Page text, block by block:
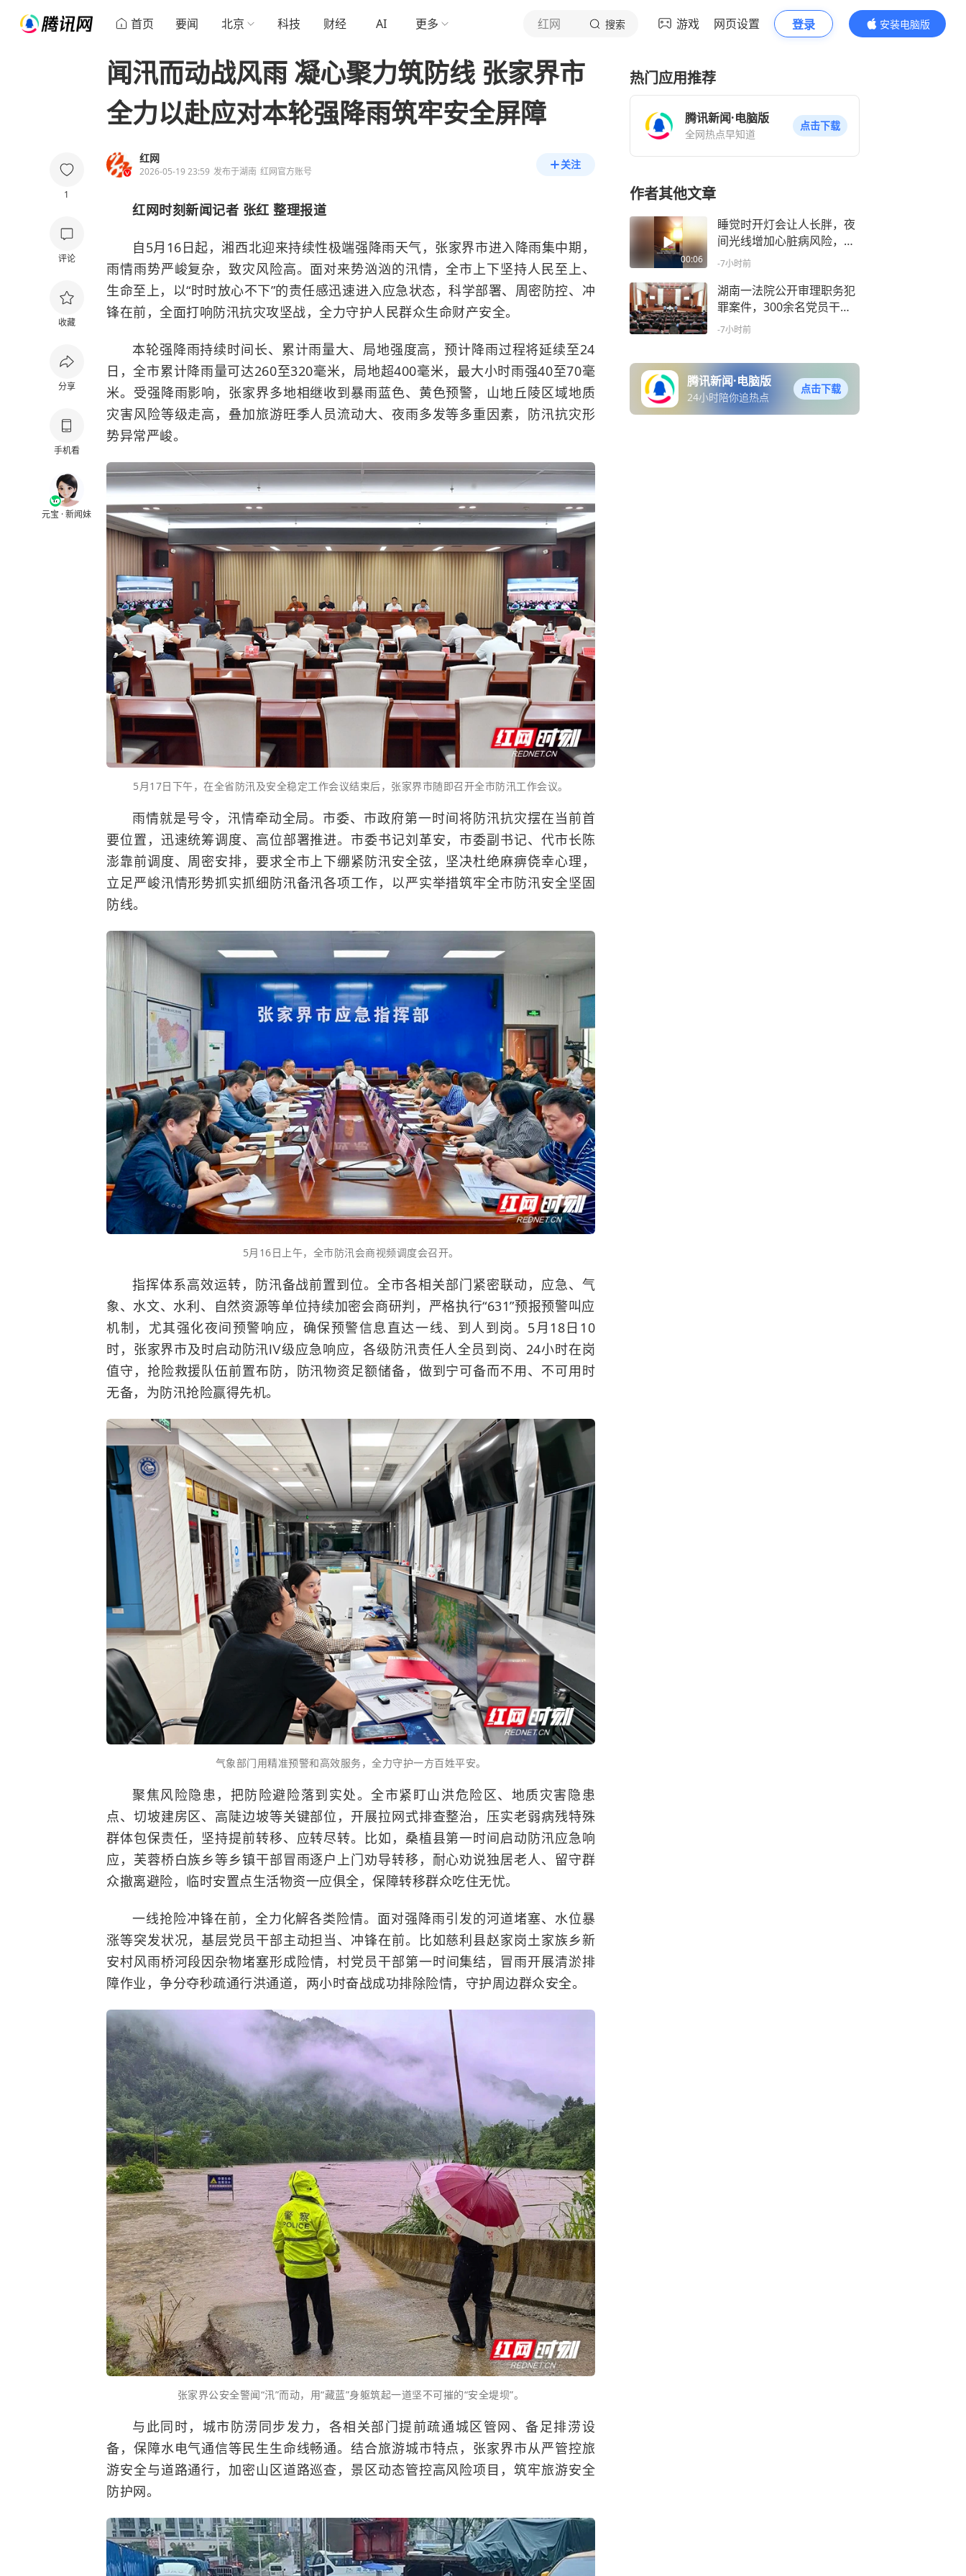
首页 要闻 北京 科技 财经 AI 更多 红网 搜索 游戏 网页设置 登录
安装电脑版
内容更精彩
1
评论
收藏
分享
手机看
元宝 · 新闻妹
闻汛而动战风雨 凝心聚力筑防线 张家界市
全力以赴应对本轮强降雨筑牢安全屏障
红网
2026-05-19 23:59 发布于湖南 红网官方账号
关注
红网时刻新闻记者 张红 整理报道
自5月16日起，湘西北迎来持续性极端强降雨天气，张家界市进入降雨集中期，
雨情雨势严峻复杂，致灾风险高。面对来势汹汹的汛情，全市上下坚持人民至上、
生命至上，以“时时放心不下”的责任感迅速进入应急状态，科学部署、周密防控、冲
锋在前，全面打响防汛抗灾攻坚战，全力守护人民群众生命财产安全。
本轮强降雨持续时间长、累计雨量大、局地强度高，预计降雨过程将延续至24
日，全市累计降雨量可达260至320毫米，局地超400毫米，最大小时雨强40至70毫
米。受强降雨影响，张家界多地相继收到暴雨蓝色、黄色预警，山地丘陵区域地质
灾害风险等级走高，叠加旅游旺季人员流动大、夜雨多发等多重因素，防汛抗灾形
势异常严峻。
5月17日下午，在全省防汛及安全稳定工作会议结束后，张家界市随即召开全市防汛工作会议。
雨情就是号令，汛情牵动全局。市委、市政府第一时间将防汛抗灾摆在当前首
要位置，迅速统筹调度、高位部署推进。市委书记刘革安，市委副书记、代市长陈
澎靠前调度、周密安排，要求全市上下绷紧防汛安全弦，坚决杜绝麻痹侥幸心理，
立足严峻汛情形势抓实抓细防汛备汛各项工作，以严实举措筑牢全市防汛安全坚固
防线。
5月16日上午，全市防汛会商视频调度会召开。
指挥体系高效运转，防汛备战前置到位。全市各相关部门紧密联动，应急、气
象、水文、水利、自然资源等单位持续加密会商研判，严格执行“631”预报预警叫应
机制，尤其强化夜间预警响应，确保预警信息直达一线、到人到岗。5月18日10
时，张家界市及时启动防汛Ⅳ级应急响应，各级防汛责任人全员到岗、24小时在岗
值守，抢险救援队伍前置布防，防汛物资足额储备，做到宁可备而不用、不可用时
无备，为防汛抢险赢得先机。
气象部门用精准预警和高效服务，全力守护一方百姓平安。
聚焦风险隐患，把防险避险落到实处。全市紧盯山洪危险区、地质灾害隐患
点、切坡建房区、高陡边坡等关键部位，开展拉网式排查整治，压实老弱病残特殊
群体包保责任，坚持提前转移、应转尽转。比如，桑植县第一时间启动防汛应急响
应，芙蓉桥白族乡等乡镇干部冒雨逐户上门劝导转移，耐心劝说独居老人、留守群
众撤离避险，临时安置点生活物资一应俱全，保障转移群众吃住无忧。
一线抢险冲锋在前，全力化解各类险情。面对强降雨引发的河道堵塞、水位暴
涨等突发状况，基层党员干部主动担当、冲锋在前。比如慈利县赵家岗土家族乡新
安村风雨桥河段因杂物堵塞形成险情，村党员干部第一时间集结，冒雨开展清淤排
障作业，争分夺秒疏通行洪通道，两小时奋战成功排除险情，守护周边群众安全。
张家界公安全警闻“汛”而动，用“藏蓝”身躯筑起一道坚不可摧的“安全堤坝”。
与此同时，城市防涝同步发力，各相关部门提前疏通城区管网、备足排涝设
备，保障水电气通信等民生生命线畅通。结合旅游城市特点，张家界市从严管控旅
游安全与道路通行，加密山区道路巡查，景区动态管控高风险项目，筑牢旅游安全
防护网。
热门应用推荐
腾讯新闻·电脑版
全网热点早知道
点击下载
作者其他文章
00:06
睡觉时开灯会让人长胖，夜
间光线增加心脏病风险，电
源插座、机械键盘等光源都
-7小时前
湖南一法院公开审理职务犯
罪案件，300余名党员干部
旁听
-7小时前
腾讯新闻·电脑版
24小时陪你追热点
点击下载